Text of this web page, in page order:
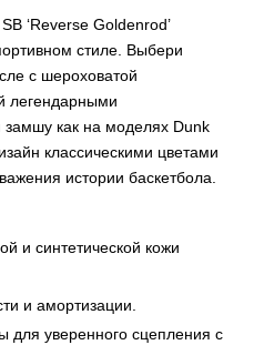
‘Reverse Goldenrod’
стиле. Выбери
с шероховатой
легендарными
как на моделях Dunk
классическими цветами
истории баскетбола.
и синтетической кожи
и амортизации.
для уверенного сцепления с